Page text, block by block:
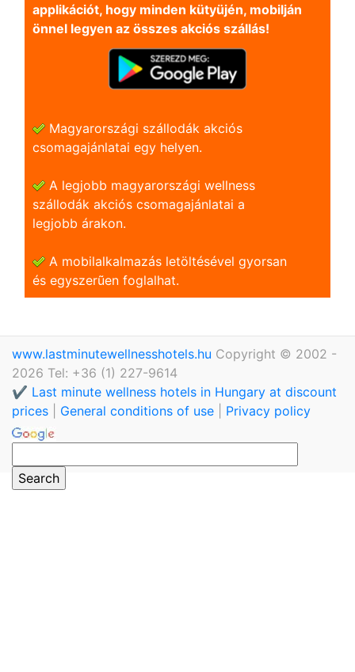
applikációt, hogy minden kütyüjén, mobilján
önnel legyen az összes akciós szállás!
Magyarországi szállodák akciós
csomagajánlatai egy helyen.
A legjobb magyarországi wellness
szállodák akciós csomagajánlatai a
legjobb árakon.
A mobilalkalmazás letöltésével gyorsan
és egyszerũen foglalhat.
www.lastminutewellnesshotels.hu Copyright © 2002 -
2026 Tel: +36 (1) 227-9614
✔️ Last minute wellness hotels in Hungary at discount
prices
General conditions of use Privacy policy